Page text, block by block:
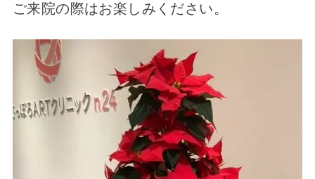
ご来院の際はお楽しみください。